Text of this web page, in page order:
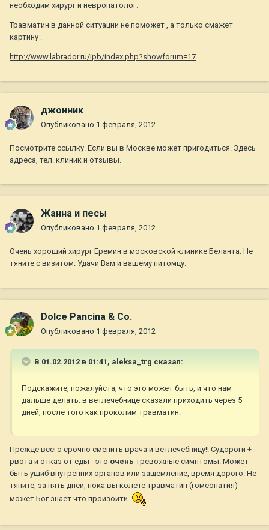
необходим хирург и невропатолог.
Травматин в данной ситуации не поможет , а только смажет
картину .
http://www.labrador.ru/ipb/index.php?showforum=17
джонник
Опубликовано 1 февраля, 2012
Посмотрите ссылку. Если вы в Москве может пригодиться. Здесь
адреса, тел. клиник и отзывы.
Жанна и песы
Опубликовано 1 февраля, 2012
Очень хороший хирург Еремин в московской клинике Беланта. Не
тяните с визитом. Удачи Вам и вашему питомцу.
Dolce Pancina & Co.
Опубликовано 1 февраля, 2012
В 01.02.2012 в 01:41, aleksa_trg сказал:
Подскажите, пожалуйста, что это может быть, и что нам
дальше делать. в ветлечебнице сказали приходить через 5
дней, после того как проколим травматин.
Прежде всего срочно сменить врача и ветлечебницу!! Судороги +
рвота и отказ от еды - это очень тревожные симптомы. Может
быть ушиб внутренних органов или защемление, время дорого. Не
тяните, за пять дней, пока вы колете травматин (гомеопатия)
может Бог знает что произойти.